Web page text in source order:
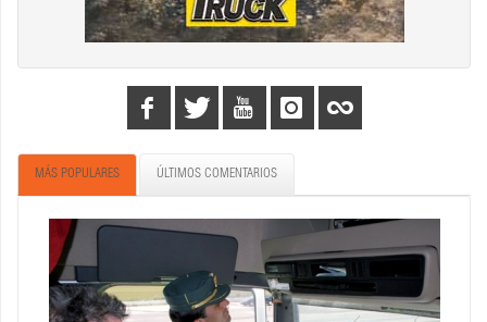
MÁS POPULARES ÚLTIMOS COMENTARIOS